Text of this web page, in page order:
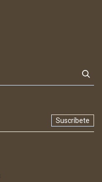
Suscríbete